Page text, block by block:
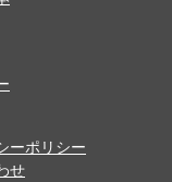
ーポリシー
せ